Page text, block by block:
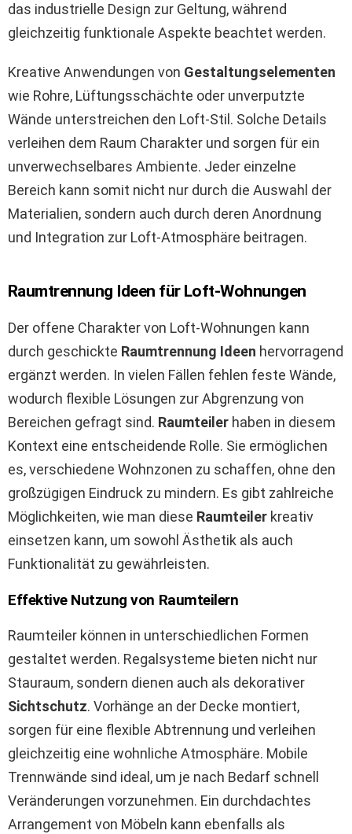
das industrielle Design zur Geltung, während
gleichzeitig funktionale Aspekte beachtet werden.
Kreative Anwendungen von Gestaltungselementen
wie Rohre, Lüftungsschächte oder unverputzte
Wände unterstreichen den Loft-Stil. Solche Details
verleihen dem Raum Charakter und sorgen für ein
unverwechselbares Ambiente. Jeder einzelne
Bereich kann somit nicht nur durch die Auswahl der
Materialien, sondern auch durch deren Anordnung
und Integration zur Loft-Atmosphäre beitragen.
Raumtrennung Ideen für Loft-Wohnungen
Der offene Charakter von Loft-Wohnungen kann
durch geschickte Raumtrennung Ideen hervorragend
ergänzt werden. In vielen Fällen fehlen feste Wände,
wodurch flexible Lösungen zur Abgrenzung von
Bereichen gefragt sind. Raumteiler haben in diesem
Kontext eine entscheidende Rolle. Sie ermöglichen
es, verschiedene Wohnzonen zu schaffen, ohne den
großzügigen Eindruck zu mindern. Es gibt zahlreiche
Möglichkeiten, wie man diese Raumteiler kreativ
einsetzen kann, um sowohl Ästhetik als auch
Funktionalität zu gewährleisten.
Effektive Nutzung von Raumteilern
Raumteiler können in unterschiedlichen Formen
gestaltet werden. Regalsysteme bieten nicht nur
Stauraum, sondern dienen auch als dekorativer
Sichtschutz. Vorhänge an der Decke montiert,
sorgen für eine flexible Abtrennung und verleihen
gleichzeitig eine wohnliche Atmosphäre. Mobile
Trennwände sind ideal, um je nach Bedarf schnell
Veränderungen vorzunehmen. Ein durchdachtes
Arrangement von Möbeln kann ebenfalls als